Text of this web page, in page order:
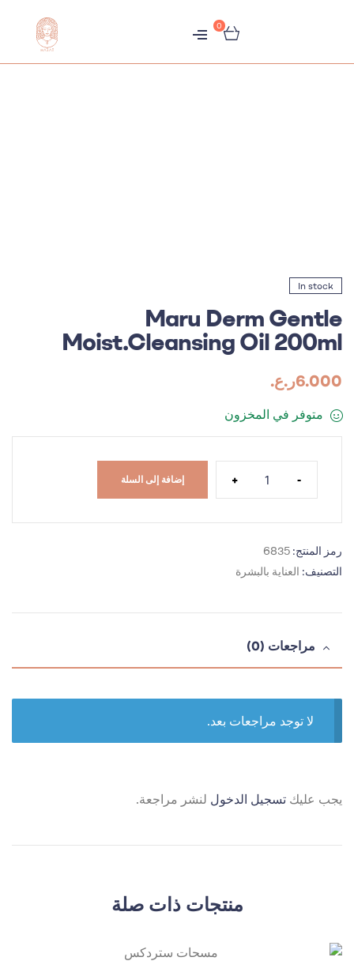
0
متجر
In stock
Maru Derm Gentle
Moist.Cleansing Oil 200ml
6.000ر.ع.
متوفر في المخزون
-
+ إضافة إلى السلة
رمز المنتج: 6835
التصنيف: العناية بالبشرة
مراجعات (0)
لا توجد مراجعات بعد.
يجب عليك تسجيل الدخول لنشر مراجعة.
منتجات ذات صلة